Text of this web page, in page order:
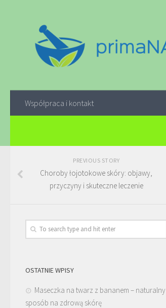
Współpraca i kontakt
PREVIOUS STORY
Choroby łojotokowe skóry: objawy,
przyczyny i skuteczne leczenie
OSTATNIE WPISY
Maseczka na twarz z bananem – naturalny
sposób na zdrową skórę